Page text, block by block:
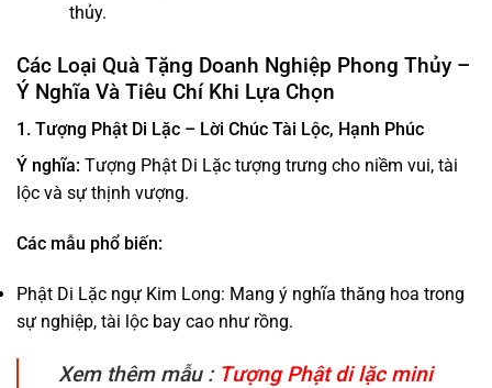
thủy.
Các Loại Quà Tặng Doanh Nghiệp Phong Thủy –
Ý Nghĩa Và Tiêu Chí Khi Lựa Chọn
1. Tượng Phật Di Lặc – Lời Chúc Tài Lộc, Hạnh Phúc
Ý nghĩa: Tượng Phật Di Lặc tượng trưng cho niềm vui, tài
lộc và sự thịnh vượng.
Các mẫu phổ biến:
Phật Di Lặc ngự Kim Long: Mang ý nghĩa thăng hoa trong
sự nghiệp, tài lộc bay cao như rồng.
Xem thêm mẫu : Tượng Phật di lặc mini